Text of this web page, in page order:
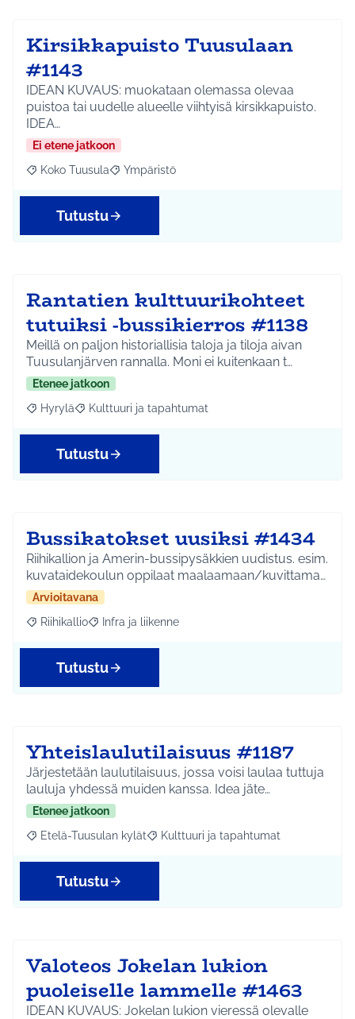
Kirsikkapuisto Tuusulaan
#1143
IDEAN KUVAUS: muokataan olemassa olevaa
puistoa tai uudelle alueelle viihtyisä kirsikkapuisto.
IDEA…
Ei etene jatkoon
Rajaa tulokset aihepiirin mukaan: Koko Tuusula
Koko Tuusula Rajaa tulokset teeman mukaan: Ympäristö
Ympäristö
Tutustu
Rantatien kulttuurikohteet
tutuiksi -bussikierros #1138
Meillä on paljon historiallisia taloja ja tiloja aivan
Tuusulanjärven rannalla. Moni ei kuitenkaan t…
Etenee jatkoon
Rajaa tulokset aihepiirin mukaan: Hyrylä
Hyrylä Rajaa tulokset teeman mukaan: Kulttuuri ja
Kulttuuri ja tapahtumat
Tutustu
Bussikatokset uusiksi #1434
Riihikallion ja Amerin-bussipysäkkien uudistus. esim.
kuvataidekoulun oppilaat maalaamaan/kuvittama…
Arvioitavana
Rajaa tulokset aihepiirin mukaan: Riihikallio
Riihikallio Rajaa tulokset teeman mukaan: Infra ja liikenne
Infra ja liikenne
Tutustu
Yhteislaulutilaisuus #1187
Järjestetään laulutilaisuus, jossa voisi laulaa tuttuja
lauluja yhdessä muiden kanssa. Idea jäte…
Etenee jatkoon
Rajaa tulokset aihepiirin mukaan: Etelä-Tuusulan kylät
Etelä-Tuusulan kylät Rajaa tulokset teeman mukaan:
Kulttuuri ja tapahtumat
Tutustu
Valoteos Jokelan lukion
puoleiselle lammelle #1463
IDEAN KUVAUS: Jokelan lukion vieressä olevalle